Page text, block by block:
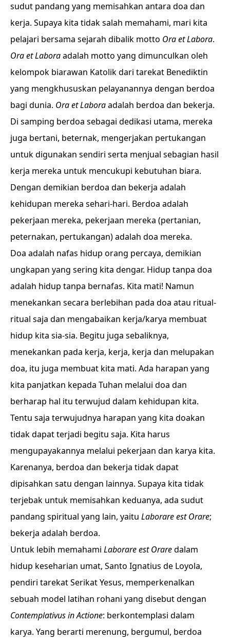
sudut pandang yang memisahkan antara doa dan
kerja. Supaya kita tidak salah memahami, mari kita
pelajari bersama sejarah dibalik motto Ora et Labora.
Ora et Laboraadalah motto yang dimunculkan oleh
kelompok biarawan Katolik dari tarekat Benediktin
yang mengkhususkan pelayanannya dengan berdoa
bagi dunia. Ora et Laboraadalah berdoa dan bekerja.
Di samping berdoa sebagai dedikasi utama, mereka
juga bertani, beternak, mengerjakan pertukangan
untuk digunakan sendiri serta menjual sebagian hasil
kerja mereka untuk mencukupi kebutuhan biara.
Dengan demikian berdoa dan bekerja adalah
kehidupan mereka sehari-hari. Berdoa adalah
pekerjaan mereka, pekerjaan mereka (pertanian,
peternakan, pertukangan) adalah doa mereka.
Doa adalah nafas hidup orang percaya, demikian
ungkapan yang sering kita dengar. Hidup tanpa doa
adalah hidup tanpa bernafas. Kita mati! Namun
menekankan secara berlebihan pada doa atau ritual-
ritual saja dan mengabaikan kerja/karya membuat
hidup kita sia-sia. Begitu juga sebaliknya,
menekankan pada kerja, kerja, kerja dan melupakan
doa, itu juga membuat kita mati. Ada harapan yang
kita panjatkan kepada Tuhan melalui doa dan
berharap hal itu terwujud dalam kehidupan kita.
Tentu saja terwujudnya harapan yang kita doakan
tidak dapat terjadi begitu saja. Kita harus
mengupayakannya melalui pekerjaan dan karya kita.
Karenanya, berdoa dan bekerja tidak dapat
dipisahkan satu dengan lainnya. Supaya kita tidak
terjebak untuk memisahkan keduanya, ada sudut
pandang spiritual yang lain, yaitu Laborare est Orare;
bekerja adalah berdoa.
Untuk lebih memahami Laborare est Oraredalam
hidup keseharian umat, Santo Ignatius de Loyola,
pendiri tarekat Serikat Yesus, memperkenalkan
sebuah model latihan rohani yang disebut dengan
Contemplativus in Actione: berkontemplasi dalam
karya. Yang berarti merenung, bergumul, berdoa